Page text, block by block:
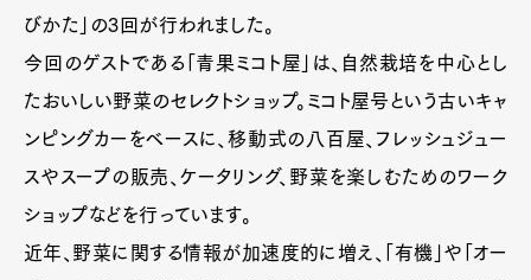
びかた」の3回が行われました。
今回のゲストである「青果ミコト屋」は、自然栽培を中心とし
たおいしい野菜のセレクトショップ。ミコト屋号という古いキャ
ンピングカーをベースに、移動式の八百屋、フレッシュジュー
スやスープの販売、ケータリング、野菜を楽しむためのワーク
ショップなどを行っています。
近年、野菜に関する情報が加速度的に増え、「有機」や「オー